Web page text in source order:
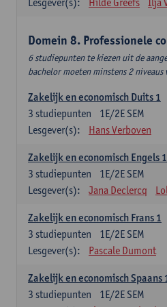
Domein 8. Professionele
6 studiepunten te kiezen uit de
bachelor moeten minstens 2
Zakelijk en economisch Duits 1
1E/2E SEM
3 studiepunten
Lesgever(s):
Hans Verboven
Zakelijk en economisch Engels 1
1E/2E SEM
3 studiepunten
Lesgever(s):
Jana Declercq
Zakelijk en economisch Frans 1
1E/2E SEM
3 studiepunten
Lesgever(s):
Pascale Dumont
Zakelijk en economisch Spaans
1E/2E SEM
3 studiepunten